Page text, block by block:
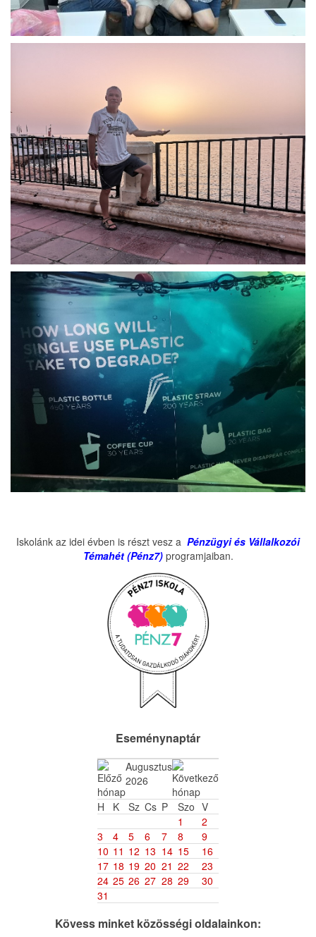
Iskolánk az idei évben is részt vesz a Pénzügyi és Vállalkozói
Témahét (Pénz7)programjaiban.
Eseménynaptár
Augusztus
2026
H
K Sz Cs P Szo V
1
2
3
4 5 6 7 8
9
10 11 12 13 14 15
16
17 18 19 20 21 22
23
24 25 26 27 28 29
30
31
Kövess minket közösségi oldalainkon: